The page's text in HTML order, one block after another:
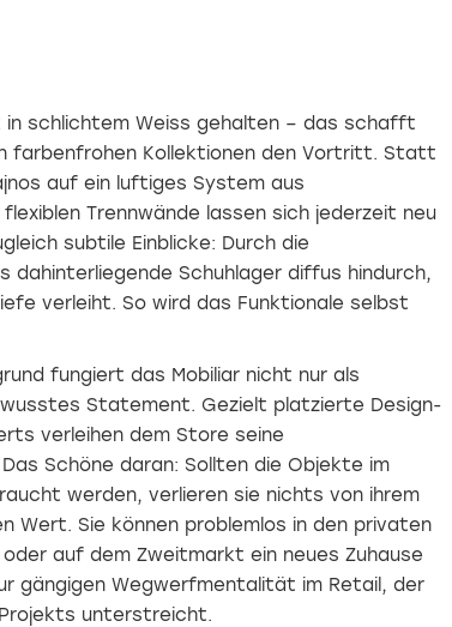
in schlichtem Weiss gehalten – das schafft
farbenfrohen Kollektionen den Vortritt. Statt
auf ein luftiges System aus
Trennwände lassen sich jederzeit neu
subtile Einblicke: Durch die
Schuhlager diffus hindurch,
verleiht. So wird das Funktionale selbst
fungiert das Mobiliar nicht nur als
Statement. Gezielt platzierte Design-
verleihen dem Store seine
Schöne daran: Sollten die Objekte im
werden, verlieren sie nichts von ihrem
Wert. Sie können problemlos in den privaten
auf dem Zweitmarkt ein neues Zuhause
gängigen Wegwerfmentalität im Retail, der
unterstreicht.